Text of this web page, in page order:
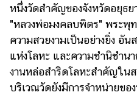
หนึ่งวัดสำคัญของจังหวัดอยุธ
"หลวงพ่อมงคลบพิตร" พระพุ
ความสวยงามเป็นอย่างยิ่ง
แห่งโลหะ และความชำนิชำน
งานหล่อสำริดโลหะสำคัญใน
บริเวณวัดยังมีการจำหน่ายขอ